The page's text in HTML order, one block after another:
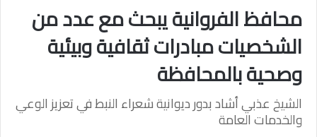
محافظ الفروانية يبحث مع عدد من
الشخصيات مبادرات ثقافية وبيئية
وصحية بالمحافظة
الشيخ عذبي أشاد بدور ديوانية شعراء النبط في تعزيز الوعي
والخدمات العامة